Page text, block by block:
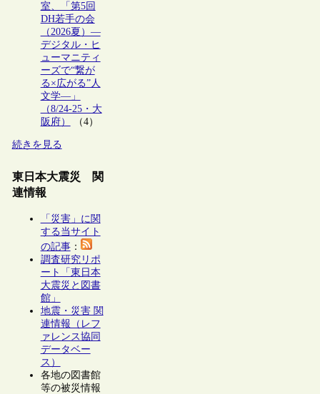
室、「第5回
DH若手の会
（2026夏）―
デジタル・ヒ
ューマニティ
ーズで“繋が
る×広がる”人
文学―」
（8/24-25・大
阪府）
（4）
続きを見る
東日本大震災 関
連情報
「災害」に関
する当サイト
の記事：
調査研究リポ
ート「東日本
大震災と図書
館」
地震・災害 関
連情報（レフ
ァレンス協同
データベー
ス）
各地の図書館
等の被災情報